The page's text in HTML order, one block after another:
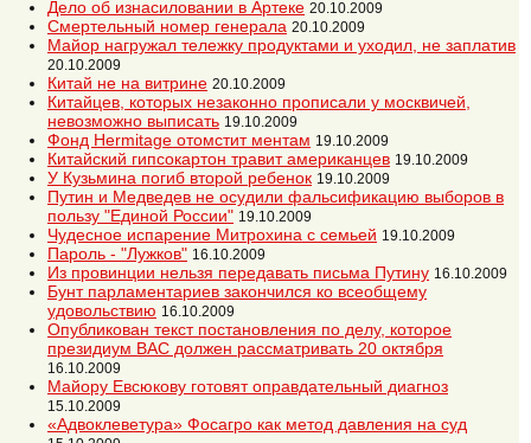
Дело об изнасиловании в Артеке 20.10.2009
Смертельный номер генерала 20.10.2009
Майор нагружал тележку продуктами и уходил, не заплатив
20.10.2009
Китай не на витрине 20.10.2009
Китайцев, которых незаконно прописали у москвичей,
невозможно выписать 19.10.2009
Фонд Hermitage отомстит ментам 19.10.2009
Китайский гипсокартон травит американцев 19.10.2009
У Кузьмина погиб второй ребенок 19.10.2009
Путин и Медведев не осудили фальсификацию выборов в
пользу "Единой России" 19.10.2009
Чудесное испарение Митрохина с семьей 19.10.2009
Пароль - "Лужков" 16.10.2009
Из провинции нельзя передавать письма Путину 16.10.2009
Бунт парламентариев закончился ко всеобщему
удовольствию 16.10.2009
Опубликован текст постановления по делу, которое
президиум ВАС должен рассматривать 20 октября
16.10.2009
Майору Евсюкову готовят оправдательный диагноз
15.10.2009
«Адвоклеветура» Фосагро как метод давления на суд